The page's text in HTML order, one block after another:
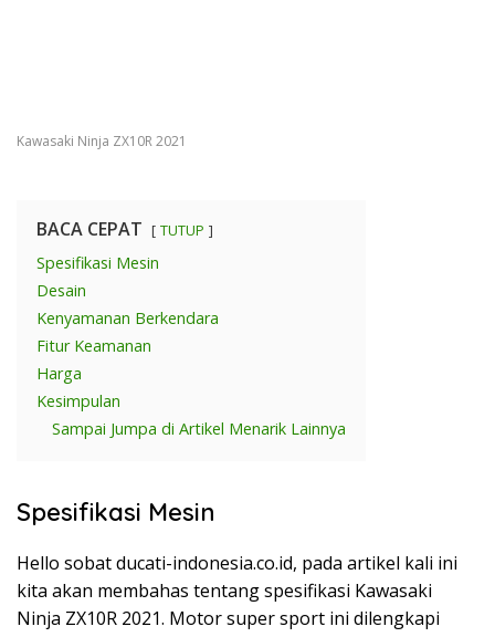
Kawasaki Ninja ZX10R 2021
BACA CEPAT TUTUP
Spesifikasi Mesin
Desain
Kenyamanan Berkendara
Fitur Keamanan
Harga
Kesimpulan
Sampai Jumpa di Artikel Menarik Lainnya
Spesifikasi Mesin
Hello sobat ducati-indonesia.co.id, pada artikel kali ini
kita akan membahas tentang spesifikasi Kawasaki
Ninja ZX10R 2021. Motor super sport ini dilengkapi